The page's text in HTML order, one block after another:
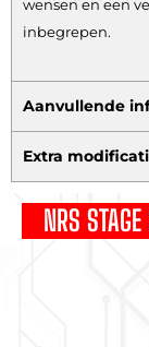
wensen en een
inbegrepen.
Aanvullende
Extra
NRS